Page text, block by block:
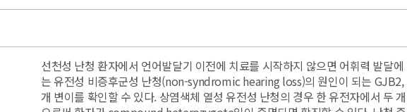
선천성 난청 환자에서 언어발달기 이전에 치료를 시작하지 않으면 어휘력 발달
는 유전성 비증후군성 난청(non-syndromic hearing loss)의 원인이 되는
개 변이를 확인할 수 있다. 상염색체 열성 유전성 난청의 경우 한 유전자에서 두